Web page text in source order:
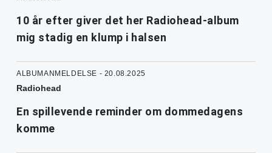
10 år efter giver det her Radiohead-album
mig stadig en klump i halsen
ALBUMANMELDELSE - 20.08.2025
Radiohead
En spillevende reminder om dommedagens
komme